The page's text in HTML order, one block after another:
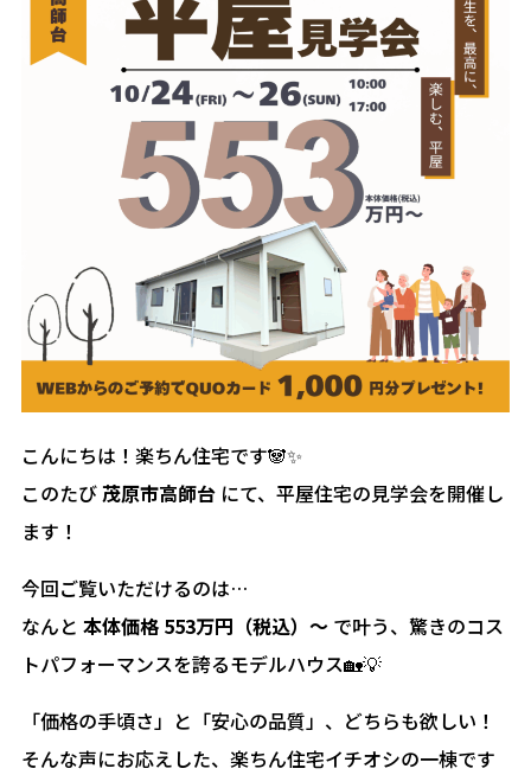
こんにちは！楽ちん住宅です🐼✨
このたび茂原市高師台にて、平屋住宅の見学会を開催し
ます！
今回ご覧いただけるのは…
なんと 本体価格 553万円（税込）〜で叶う、驚きのコス
トパフォーマンスを誇るモデルハウス🏡💡
「価格の手頃さ」と「安心の品質」、どちらも欲しい！
そんな声にお応えした、楽ちん住宅イチオシの一棟です